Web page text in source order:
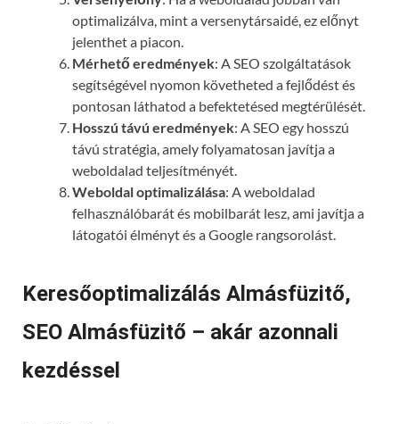
optimalizálva, mint a versenytársaidé, ez előnyt
jelenthet a piacon.
Mérhető eredmények: A SEO szolgáltatások
segítségével nyomon követheted a fejlődést és
pontosan láthatod a befektetésed megtérülését.
Hosszú távú eredmények: A SEO egy hosszú
távú stratégia, amely folyamatosan javítja a
weboldalad teljesítményét.
Weboldal optimalizálása: A weboldalad
felhasználóbarát és mobilbarát lesz, ami javítja a
látogatói élményt és a Google rangsorolást.
Keresőoptimalizálás Almásfüzitő,
SEO Almásfüzitő – akár azonnali
kezdéssel